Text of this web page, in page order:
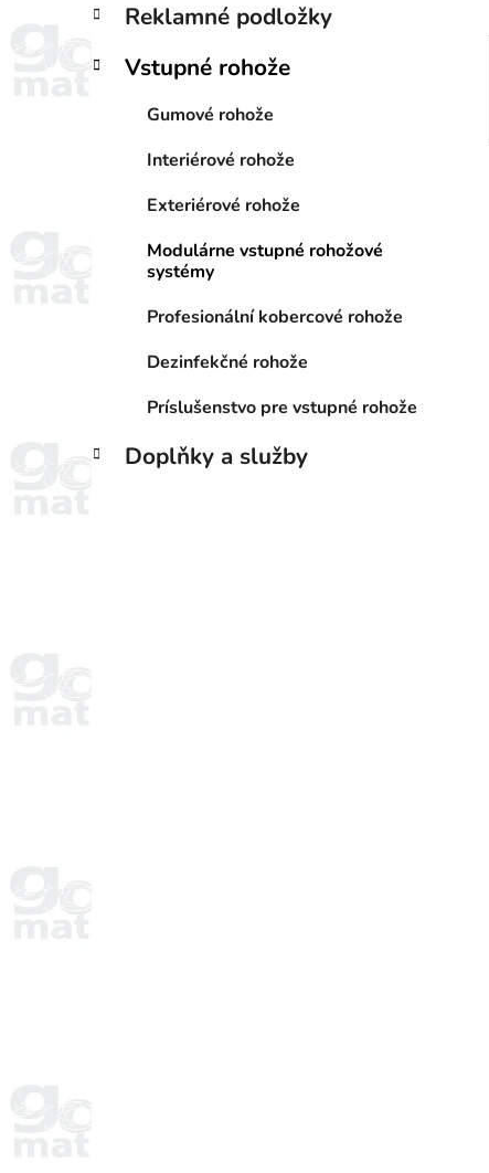
Reklamné podložky
Vstupné rohože
Gumové rohože
Interiérové rohože
Exteriérové rohože
Modulárne vstupné rohožové
systémy
Profesionální kobercové rohože
Dezinfekčné rohože
Príslušenstvo pre vstupné rohože
Doplňky a služby